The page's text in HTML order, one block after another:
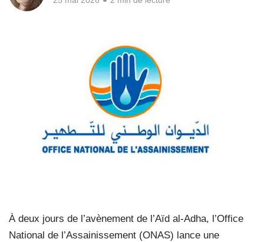
À deux jours de l’avènement de l’Aïd al-Adha, l’Office
National de l’Assainissement (ONAS) lance une